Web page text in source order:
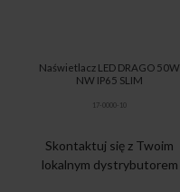
Naświetlacz LED DRAGO 50W
NW IP65 SLIM
17-0000-10
Skontaktuj się z Twoim
lokalnym dystrybutorem